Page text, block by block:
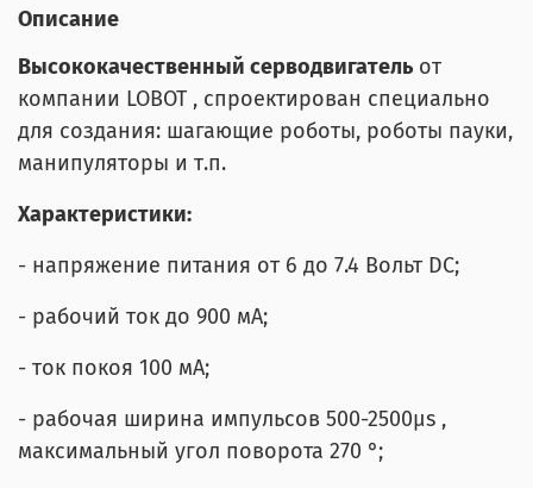
Описание
Высококачественный серводвигатель от
компании LOBOT , спроектирован специально
для создания: шагающие роботы, роботы пауки,
манипуляторы и т.п.
Характеристики:
- напряжение питания от 6 до 7.4 Вольт DC;
- рабочий ток до 900 мА;
- ток покоя 100 мА;
- рабочая ширина импульсов 500-2500μs ,
максимальный угол поворота 270 °;